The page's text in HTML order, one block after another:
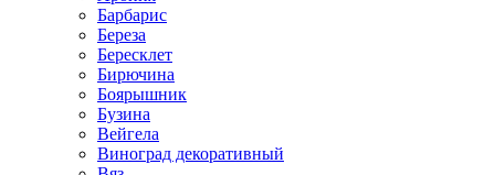
Барбарис
Береза
Бересклет
Бирючина
Боярышник
Бузина
Вейгела
Виноград декоративный